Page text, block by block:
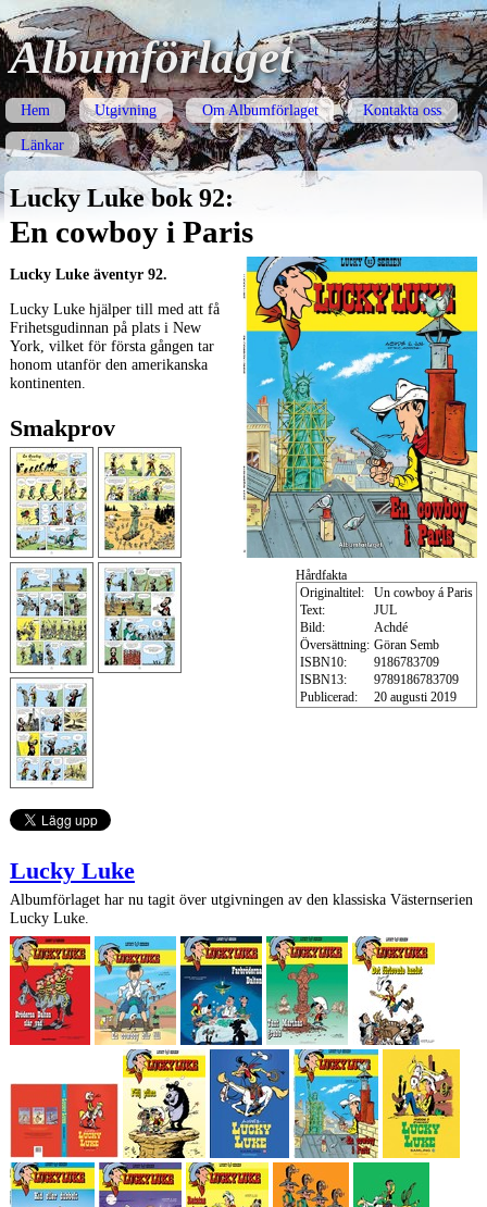
Albumförlaget
Hem Utgivning Om Albumförlaget
Kontakta oss
Länkar
Lucky Luke bok 92:
En cowboy i Paris
Hårdfakta
Originaltitel:
Un cowboy á Paris
Text:
JUL
Bild:
Achdé
Översättning: Göran Semb
ISBN10:
9186783709
ISBN13:
9789186783709
Publicerad:
20 augusti 2019
Lucky Luke äventyr 92.
Lucky Luke hjälper till med att få
Frihetsgudinnan på plats i New
York, vilket för första gången tar
honom utanför den amerikanska
kontinenten.
Smakprov
Lucky Luke
Albumförlaget har nu tagit över utgivningen av den klassiska Västernserien
Lucky Luke.